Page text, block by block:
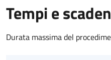
Tempi e
Durata massima del